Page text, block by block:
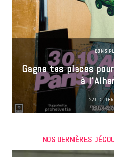
BONS
Gagne tes places
à
22
NOS DERNIÈRES